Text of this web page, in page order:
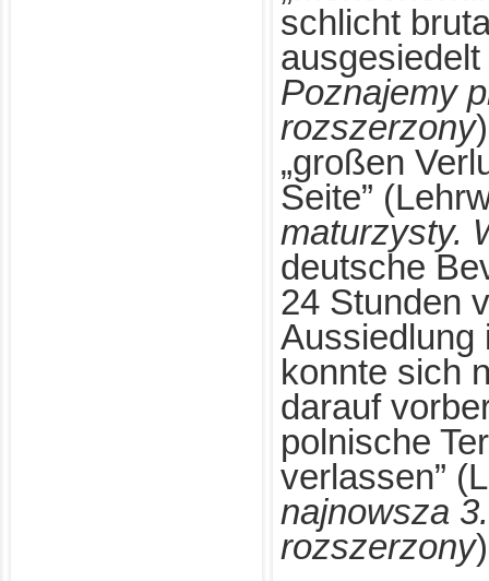
schlicht
Poznajemy
rozszerzony
„großen
Seite”
maturzysty.
deutsche
24 Stunden
Aussiedlung
konnte sich
darauf
polnische
verlassen”
najnowsza
rozszerzony